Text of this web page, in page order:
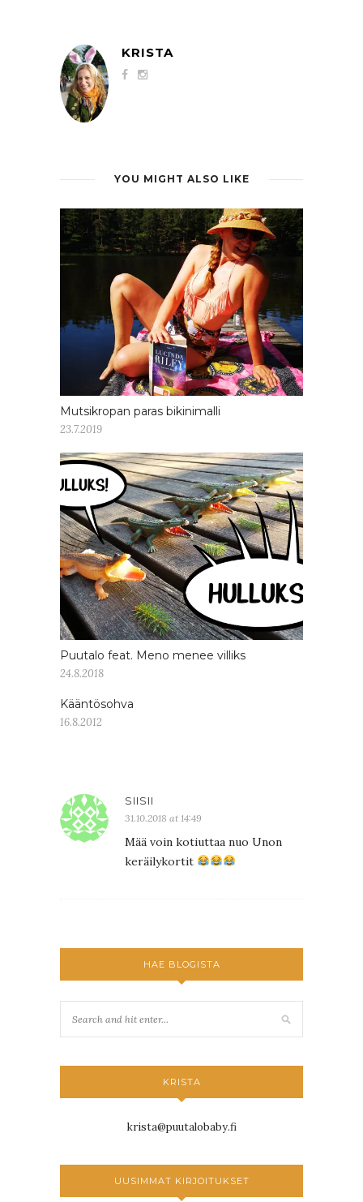
KRISTA
YOU MIGHT ALSO LIKE
Mutsikropan paras bikinimalli
23.7.2019
Puutalo feat. Meno menee villiks
24.8.2018
Kääntösohva
16.8.2012
SIISII
31.10.2018 at 14:49
Mää voin kotiuttaa nuo Unon
keräilykortit
HAE BLOGISTA
KRISTA
krista@puutalobaby.fi
UUSIMMAT KIRJOITUKSET